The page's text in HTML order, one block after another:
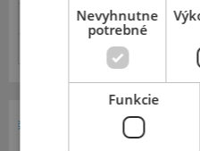
Vonkajšia hlučnosť
Spotreba paliva
Nevyhnutne
potrebné
Funkcie